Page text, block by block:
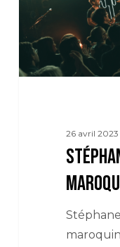
26 avril 2023